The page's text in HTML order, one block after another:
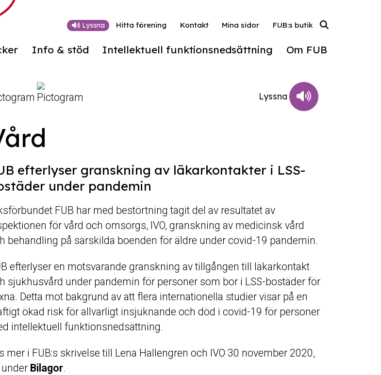
Info & stöd Intellektuell funktionsnedsättning Om FUB
Lyssna Hitta förening Kontakt Mina sidor FUB:s butik
efterlyser granskning av läkarkontakter i LSS-
under pandemin
FUB har med bestörtning tagit del av resultatet av
för vård och omsorgs, IVO, granskning av medicinsk vård
behandling på särskilda boenden för äldre under covid-19 pandemin.
efterlyser en motsvarande granskning av tillgången till läkarkontakt
sjukhusvård under pandemin för personer som bor i LSS-bostäder för
Detta mot bakgrund av att flera internationella studier visar på en
ökad risk för allvarligt insjuknande och död i covid-19 för personer
intellektuell funktionsnedsättning.
mer i FUB:s skrivelse till Lena Hallengren och IVO 30 november 2020,
Bilagor.